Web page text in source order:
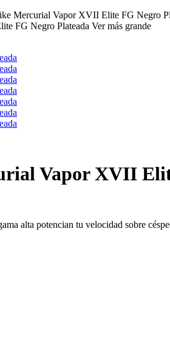
Mercurial Vapor XVII Elite FG Negro
Ver más grande
Vapor XVII
alta potencian tu velocidad sobre